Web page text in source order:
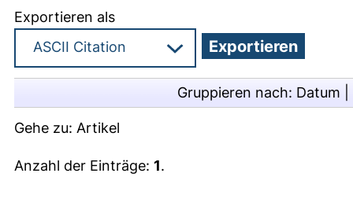
Exportieren als
Gruppieren nach: Datum
Gehe zu: Artikel
Anzahl der Einträge: 1.